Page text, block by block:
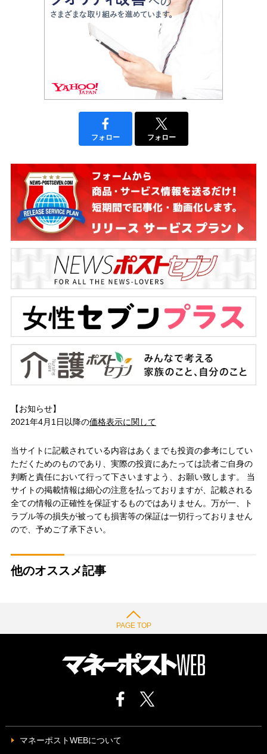
フォロー フォロー
【お知らせ】
2021年4月1日以降の価格表示に関して
当サイトに記載されている内容はあくまでも投資の参考にしてい
ただくためのものであり、実際の投資にあたっては読者ご自身の
判断と責任において行って下さいますよう、お願い致します。 当
サイトの掲載情報は細心の注意を払っておりますが、記載される
全ての情報の正確性を保証するものではありません。万が一、ト
ラブル等の損失が被っても損害等の保証は一切行っておりません
ので、予めご了承下さい。
他のオススメ記事
PAGE TOP
マネーポストWEBについて